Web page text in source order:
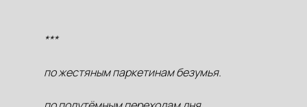
***
по жестяным паркетинам безумья.